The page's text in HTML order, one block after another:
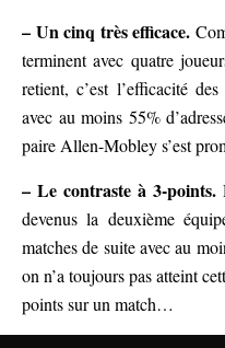
– Un cinq très efficace.
terminent avec quatre
retient, c’est l’efficacité
avec au moins 55%
paire Allen-Mobley s’est
– Le contraste à 3-points.
devenus la deuxième
matches de suite avec au
on n’a toujours pas atteint
points sur un match…